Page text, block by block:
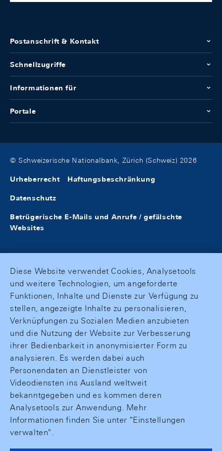
Postanschrift & Kontakt
Schnellzugriffe
Informationen für
Portale
© Schweizerische Nationalbank, Zürich (Schweiz) 2026
Urheberrecht Haftungsbeschränkung
Datenschutz
Betrügerische E-Mails und Anrufe / gefälschte
Websites
Diese Website verwendet Cookies, Analysetools
und weitere Technologien, um angeforderte
Funktionen, Inhalte und Dienste zur Verfügung zu
stellen, angezeigte Inhalte zu personalisieren,
Verknüpfungen zu Sozialen Medien anzubieten
und die Nutzung der Website zur Verbesserung
ihrer Bedienbarkeit in anonymisierter Form zu
analysieren. Es werden dabei auch
Personendaten an Dienstleister von
Videodiensten ins Ausland weltweit
bekanntgegeben und es kommen deren
Analysetools zur Anwendung. Mehr
Informationen finden Sie unter "Einstellungen
verwalten".